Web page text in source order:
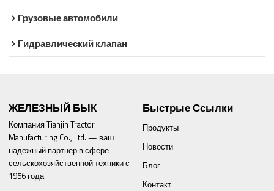
Грузовые автомобили
Гидравлический клапан
ЖЕЛЕЗНЫЙ БЫК
Компания Tianjin Tractor
Manufacturing Co., Ltd. — ваш
надежный партнер в сфере
сельскохозяйственной техники с
1956 года.
Быстрые Ссылки
Продукты
Новости
Блог
Контакт